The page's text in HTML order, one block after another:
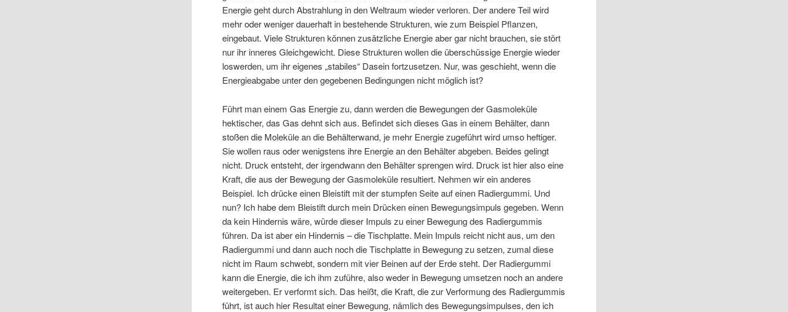
Energie geht durch Abstrahlung in den Weltraum wieder verloren. Der andere Teil wird
mehr oder weniger dauerhaft in bestehende Strukturen, wie zum Beispiel Pflanzen,
eingebaut. Viele Strukturen können zusätzliche Energie aber gar nicht brauchen, sie stört
nur ihr inneres Gleichgewicht. Diese Strukturen wollen die überschüssige Energie wieder
loswerden, um ihr eigenes „stabiles“ Dasein fortzusetzen. Nur, was geschieht, wenn die
Energieabgabe unter den gegebenen Bedingungen nicht möglich ist?
Führt man einem Gas Energie zu, dann werden die Bewegungen der Gasmoleküle
hektischer, das Gas dehnt sich aus. Befindet sich dieses Gas in einem Behälter, dann
stoßen die Moleküle an die Behälterwand, je mehr Energie zugeführt wird umso heftiger.
Sie wollen raus oder wenigstens ihre Energie an den Behälter abgeben. Beides gelingt
nicht. Druck entsteht, der irgendwann den Behälter sprengen wird. Druck ist hier also eine
Kraft, die aus der Bewegung der Gasmoleküle resultiert. Nehmen wir ein anderes
Beispiel. Ich drücke einen Bleistift mit der stumpfen Seite auf einen Radiergummi. Und
nun? Ich habe dem Bleistift durch mein Drücken einen Bewegungsimpuls gegeben. Wenn
da kein Hindernis wäre, würde dieser Impuls zu einer Bewegung des Radiergummis
führen. Da ist aber ein Hindernis – die Tischplatte. Mein Impuls reicht nicht aus, um den
Radiergummi und dann auch noch die Tischplatte in Bewegung zu setzen, zumal diese
nicht im Raum schwebt, sondern mit vier Beinen auf der Erde steht. Der Radiergummi
kann die Energie, die ich ihm zuführe, also weder in Bewegung umsetzen noch an andere
weitergeben. Er verformt sich. Das heißt, die Kraft, die zur Verformung des Radiergummis
führt, ist auch hier Resultat einer Bewegung, nämlich des Bewegungsimpulses, den ich